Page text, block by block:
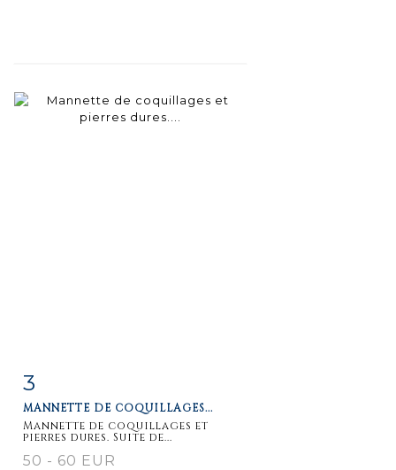
3
MANNETTE DE COQUILLAGES...
Mannette de coquillages et
pierres dures. Suite de...
50 - 60 EUR